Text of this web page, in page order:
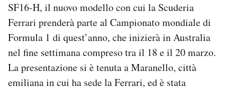
CALENDARIO
AREA PERSONALE
Area Personale
Newsletter
SF16-H, il nuovo modello con cui la Scuderia
Ferrari prenderà parte al Campionato mondiale di
Formula 1 di quest’anno, che inizierà in Australia
nel fine settimana compreso tra il 18 e il 20 marzo.
La presentazione si è tenuta a Maranello, città
emiliana in cui ha sede la Ferrari, ed è stata